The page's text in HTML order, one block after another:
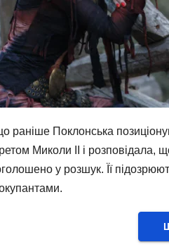
раніше Поклонська
Миколи II і розповідала,
у розшук. Її